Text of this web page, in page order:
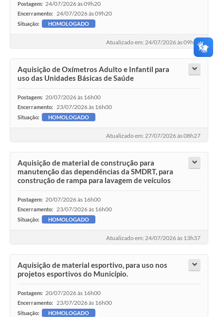
Postagem: 24/07/2026 às 09h20
Encerramento: 24/07/2026 às 09h20
Situação: HOMOLOGADO
Atualizado em: 24/07/2026 às 09h16
Aquisição de Oxímetros Adulto e Infantil para
uso das Unidades Básicas de Saúde
Postagem: 20/07/2026 às 16h00
Encerramento: 23/07/2026 às 16h00
Situação: HOMOLOGADO
Atualizado em: 27/07/2026 às 08h27
Aquisição de material de construção para
manutenção das dependências da SMDRT, para
construção de rampa para lavagem de veículos
Postagem: 20/07/2026 às 16h00
Encerramento: 23/07/2026 às 16h00
Situação: HOMOLOGADO
Atualizado em: 24/07/2026 às 13h37
Aquisição de material esportivo, para uso nos
projetos esportivos do Município.
Postagem: 20/07/2026 às 16h00
Encerramento: 23/07/2026 às 16h00
Situação: HOMOLOGADO